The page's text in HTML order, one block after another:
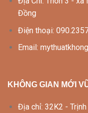
Đồng
Điện thoại:
Email:
KHÔNG GIAN MỚI
Địa chỉ: 32K2 -